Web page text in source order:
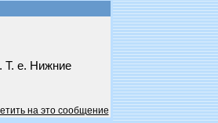
Т. е. Нижние
на это сообщение